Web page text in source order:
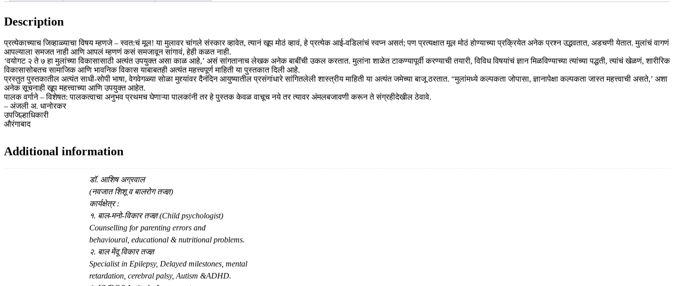
Description
प्रत्येकाच्याच जिव्हाळ्याचा विषय म्हणजे – स्वत:चं मूल! या मुलावर चांगले संस्कार व्हावेत, त्यानं खूप मोठं व्हावं, हे प्रत्येक आई-वडिलांचं स्वप्न असतं; पण प्रत्यक्षात मूल मोठं होण्याच्या प्रक्रियेत अनेक प्रश्न उद्भवतात, अडचणी येतात. मुलांचं वागणं
आपल्याला समजत नाही आणि आपलं म्हणणं कसं समजावून सांगावं, हेही कळत नाही.
‘वयोगट २ ते ७ हा मुलांच्या विकासासाठी अत्यंत उपयुक्त असा काळ आहे,’ असं सांगतानाच लेखक अनेक बाबींची उकल करतात. मुलांना शाळेत टाकण्यापूर्वी करण्याची तयारी, विविध विषयांचं ज्ञान मिळविण्याच्या त्यांच्या पद्धती, त्यांचं खेळणं, शारीरिक
विकासासोबतच सामाजिक आणि भावनिक विकास याबाबतही अत्यंत महत्त्वपूर्ण माहिती या पुस्तकात दिली आहे.
प्रस्तुत पुस्तकातील अत्यंत साधी-सोपी भाषा, वेगवेगळ्या सोळा मुद्द्यांवर दैनंदिन आयुष्यातील प्रसंगांधारे सांगितलेली शास्त्रीय माहिती या अत्यंत जमेच्या बाजू ठरतात. “मुलांमध्ये कल्पकता जोपासा, ज्ञानापेक्षा कल्पकता जास्त महत्त्वाची असते,’ अशा
अनेक सूचनाही खूप महत्त्वाच्या आणि उपयुक्त आहेत.
पालक वर्गाने – विशेषत: पालकत्वाचा अनुभव प्रथमच घेणाऱ्या पालकांनी तर हे पुस्तक केवळ वाचूच नये तर त्यावर अंमलबजावणी करून ते संग्रहीदेखील ठेवावे.
– अंजली अ. धानोरकर
उपजिल्हाधिकारी
औरंगाबाद
Additional information
डॉ. आशिष अग्रवाल
(नवजात शिशू व बालरोग तज्ज्ञ)
कार्यक्षेत्र :
१. बाल-मनो-विकार तज्ज्ञ (Child psychologist)
Counselling for parenting errors and
behavioural, educational & nutritional problems.
२. बाल मेंदू विकार तज्ज्ञ
Specialist in Epilepsy, Delayed milestones, mental
retardation, cerebral palsy, Autism &ADHD.